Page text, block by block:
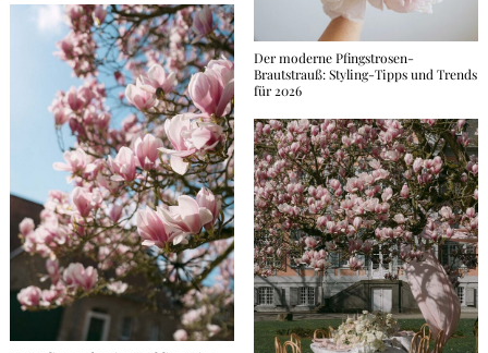
Der moderne Pfingstrosen-
Brautstrauß: Styling-Tipps und Trends
für 2026